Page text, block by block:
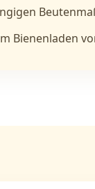
Bienenladen